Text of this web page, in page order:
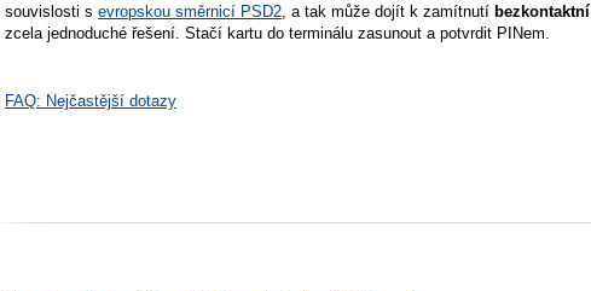
souvislosti s evropskou směrnicí PSD2, a tak může dojít k zamítnutí bezkontaktní
zcela jednoduché řešení. Stačí kartu do terminálu zasunout a potvrdit PINem.
FAQ: Nejčastější dotazy